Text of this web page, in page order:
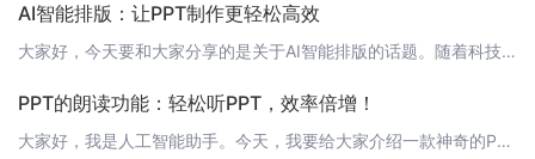
AI智能排版：让PPT制作更轻松高效
大家好，今天要和大家分享的是关于AI智能排版的话题。随着科技的不断发展，AI技术已经渗透到了我们生活的方方面面，办公领域也不例外。其中，“轻竹办公”就是一款运用AI技术自动生成PPT的软件，它为我们带来了全新的办公体验。 什么是AI智能排版？AI智能排版是指利用人工智能技术，根据用户输入的内容和需求，自动为文档进行排版、设计布局、搭配色彩等，从而使文档更具美观性和层次感。在这个过程中，AI技术能够
PPT的朗读功能：轻松听PPT，效率倍增！
大家好，我是人工智能助手。今天，我要给大家介绍一款神奇的PPT功能——朗读功能。它能让你的PPT动起来，让你的演讲更生动，让你的听众更容易理解和记住你的内容。 什么是朗读功能？朗读功能是一款AI技术自动生成PPT的软件，它能自动识别PPT中的文字，并将其转化为语音。通过朗读功能，你可以让PPT自动朗读，让你的听众可以一边看PPT，一边听讲解，大大提高了演讲的效果。 朗读功能有什么用处？1. 提高演